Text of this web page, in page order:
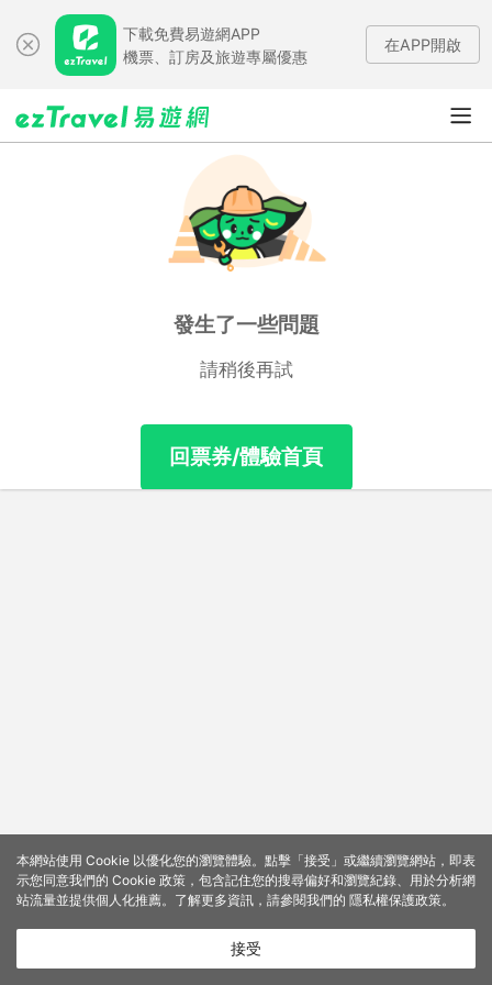
下載免費易遊網APP
機票、訂房及旅遊專屬優惠
在APP開啟
發生了一些問題
請稍後再試
回票券/體驗首頁
本網站使用 Cookie 以優化您的瀏覽體驗。點擊「接受」或繼續瀏覽網站，即表
示您同意我們的 Cookie 政策，包含記住您的搜尋偏好和瀏覽紀錄、用於分析網
站流量並提供個人化推薦。了解更多資訊，請參閱我們的 隱私權保護政策。
接受